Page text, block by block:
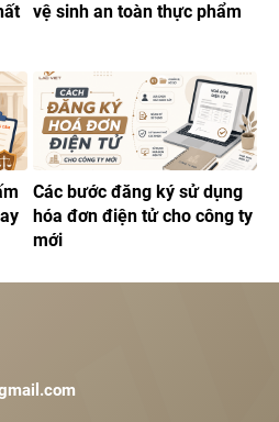
vệ sinh an toàn thực phẩm
Các bước đăng ký sử dụng
hóa đơn điện tử cho công ty
mới